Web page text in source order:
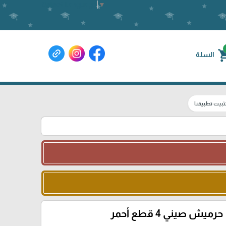
Select Language▼
السلة
تطبيقنا
حرميش صيني 4 قطع أحمر